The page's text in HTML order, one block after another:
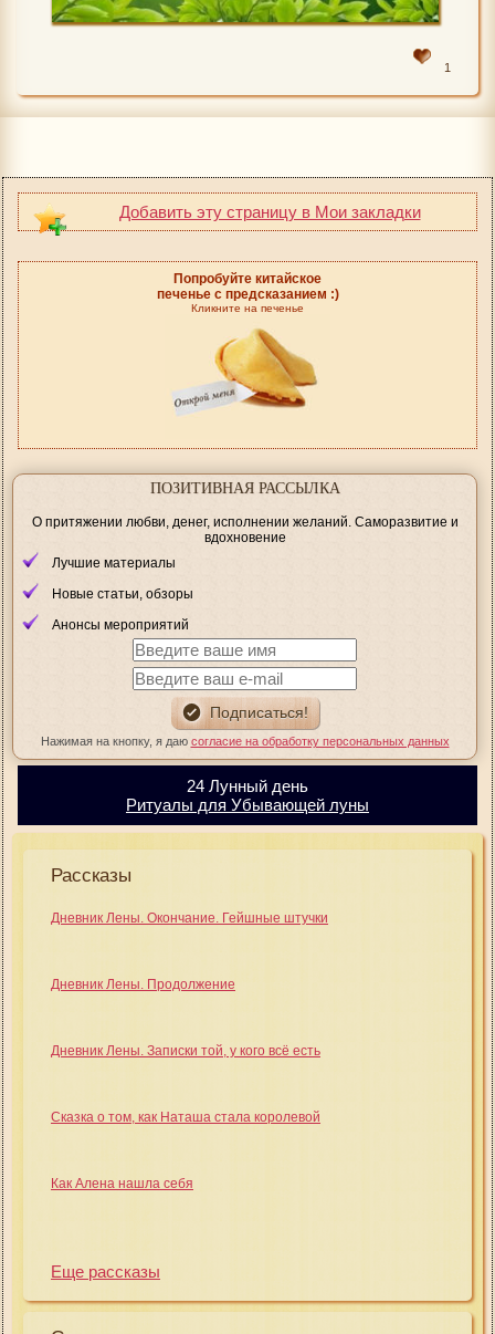
1
Добавить эту страницу в Мои закладки
Попробуйте китайское
печенье с предсказанием :)
Кликните на печенье
ПОЗИТИВНАЯ РАССЫЛКА
О притяжении любви, денег, исполнении желаний. Саморазвитие и
вдохновение
Лучшие материалы
Новые статьи, обзоры
Анонсы мероприятий
Нажимая на кнопку, я даю согласие на обработку персональных данных
24 Лунный день
Ритуалы для Убывающей луны
Рассказы
Дневник Лены. Окончание. Гейшные штучки
Дневник Лены. Продолжение
Дневник Лены. Записки той, у кого всё есть
Сказка о том, как Наташа стала королевой
Как Алена нашла себя
Еще рассказы